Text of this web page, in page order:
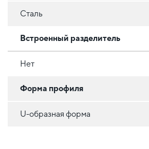
Сталь
Встроенный разделитель
Нет
Форма профиля
U-образная форма